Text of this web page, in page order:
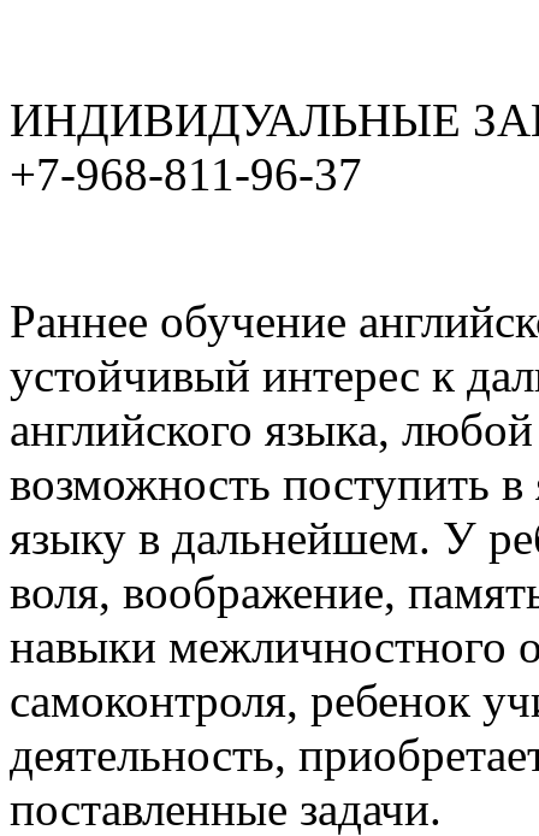
ИНДИВИДУАЛЬНЫЕ
+7-968-811-96-37
Раннее обучение
устойчивый интерес к
английского языка,
возможность поступить
языку в дальнейшем. У
воля, воображение,
навыки межличностного
самоконтроля, ребенок
деятельность,
поставленные задачи.